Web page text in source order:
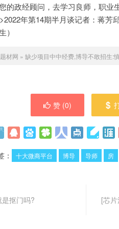
的政经顾问，去学习良师，职业
年第14期半月谈记者：蒋
）
题材网 » 缺少项目中中经费,博导不敢招生:
赞 (0)
： 十大微商平台 博导 导师 房
抠门吗?
[芯